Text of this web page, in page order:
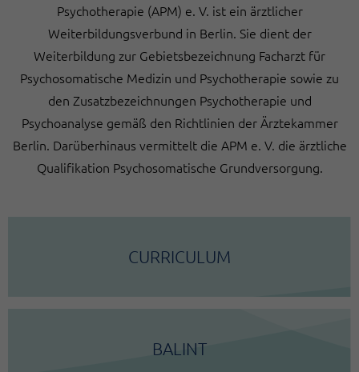
Psychotherapie (APM) e. V. ist ein ärztlicher
Weiterbildungsverbund in Berlin. Sie dient der
Weiterbildung zur Gebietsbezeichnung Facharzt für
Psychosomatische Medizin und Psychotherapie sowie zu
den Zusatzbezeichnungen Psychotherapie und
Psychoanalyse gemäß den Richtlinien der Ärztekammer
Berlin. Darüberhinaus vermittelt die APM e. V. die ärztliche
Qualifikation Psychosomatische Grundversorgung.
CURRICULUM
BALINT